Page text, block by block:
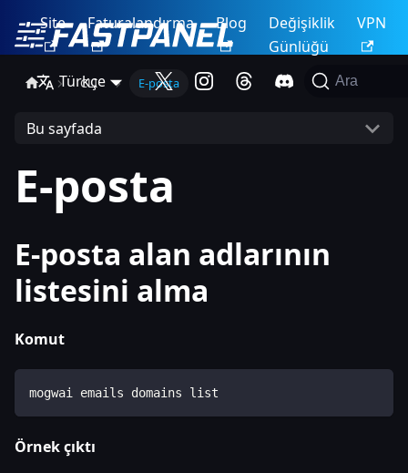
Site Faturalandırma Blog
Değişiklik
Günlüğü
VPN
Türkçe Ara
CLI E-posta
Bu sayfada
E-posta
E-posta alan adlarının
listesini alma
Komut
mogwai emails domains list
Örnek çıktı